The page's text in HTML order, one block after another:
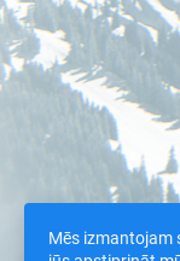
Mēs izmantojam